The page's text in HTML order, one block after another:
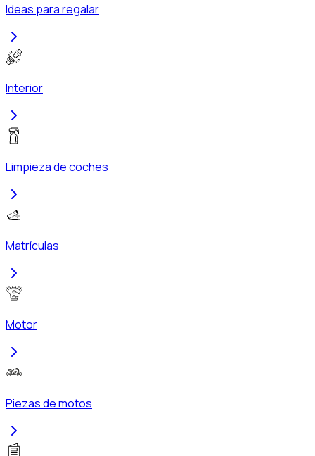
Ideas para regalar
Interior
Limpieza de coches
Matrículas
Motor
Piezas de motos